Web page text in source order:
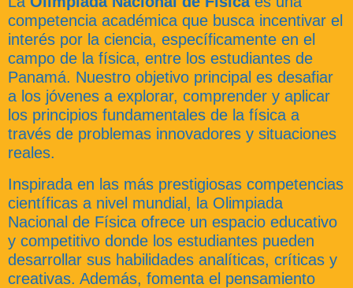
competencia académica que busca incentivar el
interés por la ciencia, específicamente en el
campo de la física, entre los estudiantes de
Panamá. Nuestro objetivo principal es desafiar
a los jóvenes a explorar, comprender y aplicar
los principios fundamentales de la física a
través de problemas innovadores y situaciones
reales.
Inspirada en las más prestigiosas competencias
científicas a nivel mundial, la Olimpiada
Nacional de Física ofrece un espacio educativo
y competitivo donde los estudiantes pueden
desarrollar sus habilidades analíticas, críticas y
creativas. Además, fomenta el pensamiento